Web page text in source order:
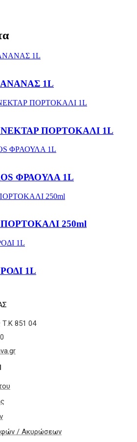
1L
ΠΟΡΤΟΚΑΛΙ 1L
ΦΡΑΟΥΛΑ 1L
250ml
1L
851 04
/ Ακυρώσεων